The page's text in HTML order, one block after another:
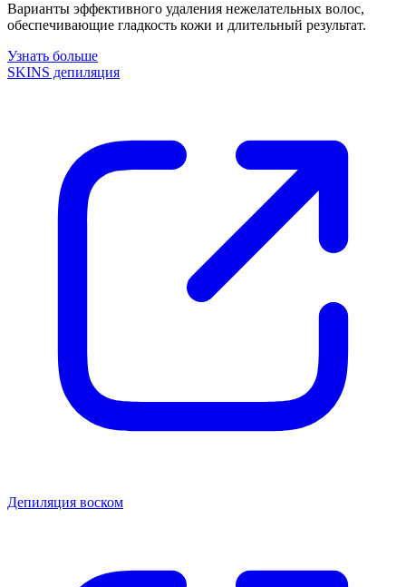
Варианты эффективного удаления нежелательных волос,
обеспечивающие гладкость кожи и длительный результат.
Узнать больше
SKINS депиляция
Депиляция воском